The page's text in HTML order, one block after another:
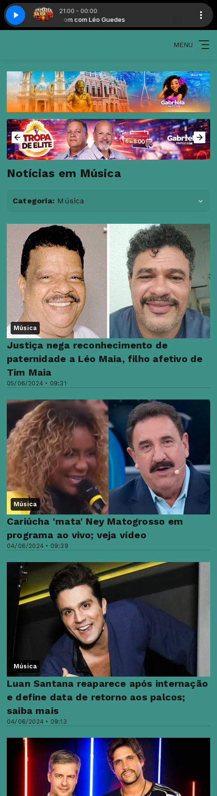
21:00 - 00:00
Balada.com com Léo Guedes Balada.com
MENU
Notícias em Música
Categoria: Música
Música
05/06/2024 • 09:31
Justiça nega reconhecimento de
paternidade a Léo Maia, filho afetivo de
Tim Maia
Música
04/06/2024 • 09:39
Cariúcha 'mata' Ney Matogrosso em
programa ao vivo; veja vídeo
Música
04/06/2024 • 09:13
Luan Santana reaparece após internação
e define data de retorno aos palcos;
saiba mais